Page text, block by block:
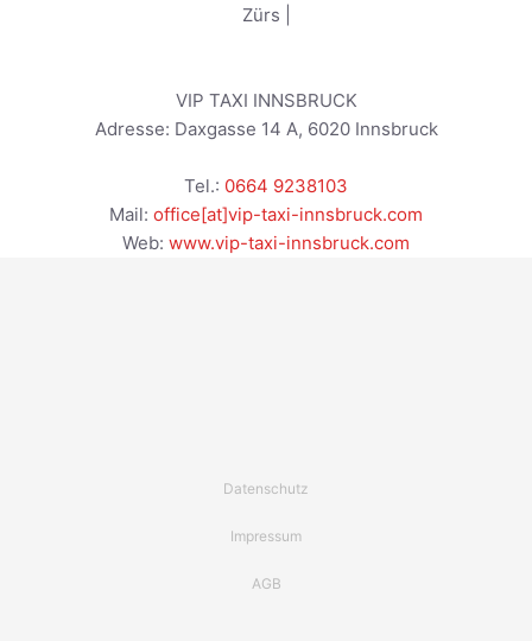
Zürs
VIP TAXI INNSBRUCK
Adresse: Daxgasse 14 A, 6020 Innsbruck
Tel.: 0664 9238103
Mail: office[at]vip-taxi-innsbruck.com
Web: www.vip-taxi-innsbruck.com
Datenschutz
Impressum
AGB